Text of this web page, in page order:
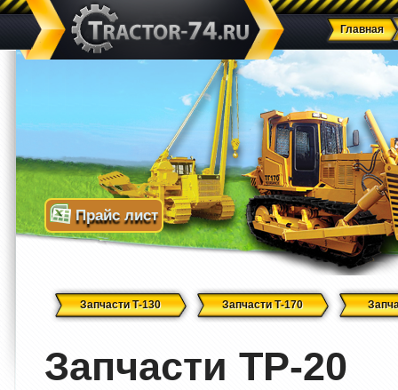
Главная
Запчасти Т-130 Запчасти Т-170
Прайс лист
Запчасти ТР-20